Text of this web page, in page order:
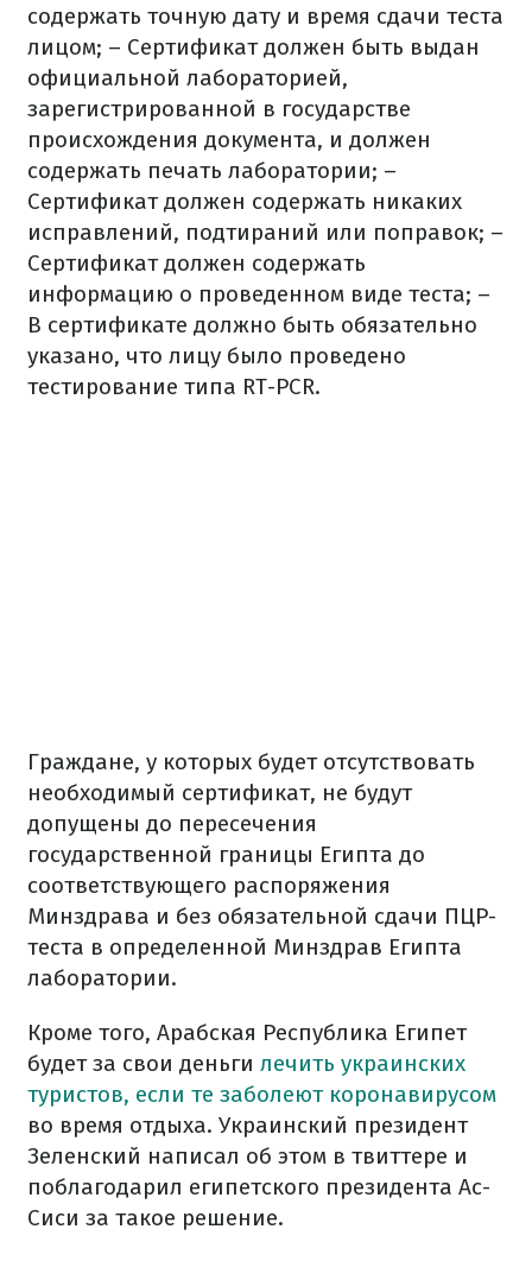
содержать точную дату и время сдачи теста
лицом; – Сертификат должен быть выдан
официальной лабораторией,
зарегистрированной в государстве
происхождения документа, и должен
содержать печать лаборатории; –
Сертификат должен содержать никаких
исправлений, подтираний или поправок; –
Сертификат должен содержать
информацию о проведенном виде теста; –
В сертификате должно быть обязательно
указано, что лицу было проведено
тестирование типа RT-PCR.
Граждане, у которых будет отсутствовать
необходимый сертификат, не будут
допущены до пересечения
государственной границы Египта до
соответствующего распоряжения
Минздрава и без обязательной сдачи ПЦР-
теста в определенной Минздрав Египта
лаборатории.
Кроме того, Арабская Республика Египет
будет за свои деньги лечить украинских
туристов, если те заболеют коронавирусом
во время отдыха. Украинский президент
Зеленский написал об этом в твиттере и
поблагодарил египетского президента Ас-
Сиси за такое решение.